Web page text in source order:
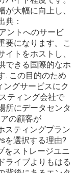
大幅に向上し、
典：
ントへのサービ
要になります。こ
トをホストし、
できる国際的なホ
. この目的のため
グサービスにク
ティング会社で
所にデータセンタ
の顧客が
スティングプラン
を選択する理由?
をストレージユニ
ライブよりもはる